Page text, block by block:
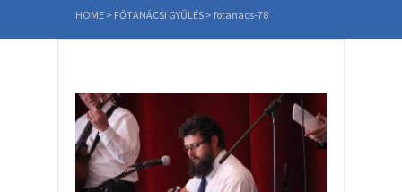
HOME > FŐTANÁCSI GYŰLÉS > fotanacs-78